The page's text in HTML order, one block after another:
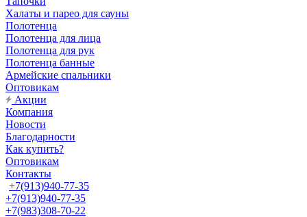
Халаты и парео для сауны
Полотенца
Полотенца для лица
Полотенца для рук
Полотенца банные
Армейские спальники
Оптовикам
Акции
Компания
Новости
Благодарности
Как купить?
Оптовикам
Контакты
+7(913)940-77-35
+7(913)940-77-35
+7(983)308-70-22